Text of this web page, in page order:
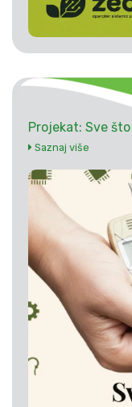
Projekat: Sve
Saznaj više